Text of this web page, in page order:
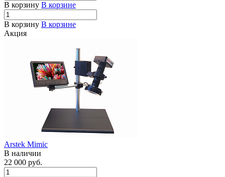
В корзину В корзине
В корзину В корзине
Акция
Arstek Mimic
В наличии
22 000 руб.